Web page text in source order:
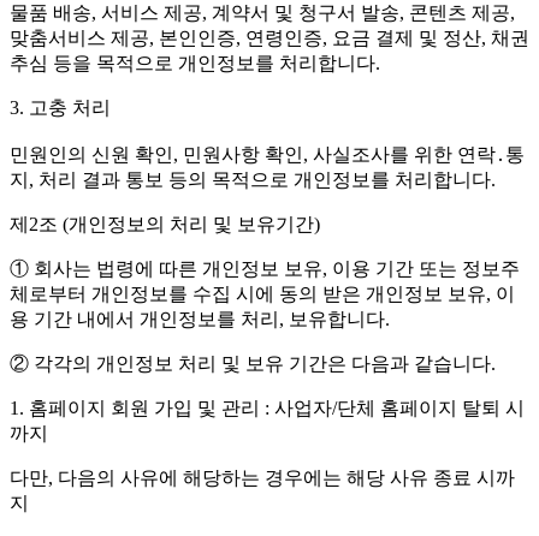
물품 배송, 서비스 제공, 계약서 및 청구서 발송, 콘텐츠 제공,
맞춤서비스 제공, 본인인증, 연령인증, 요금 결제 및 정산, 채권
추심 등을 목적으로 개인정보를 처리합니다.
3. 고충 처리
민원인의 신원 확인, 민원사항 확인, 사실조사를 위한 연락․통
지, 처리 결과 통보 등의 목적으로 개인정보를 처리합니다.
제2조 (개인정보의 처리 및 보유기간)
① 회사는 법령에 따른 개인정보 보유, 이용 기간 또는 정보주
체로부터 개인정보를 수집 시에 동의 받은 개인정보 보유, 이
용 기간 내에서 개인정보를 처리, 보유합니다.
② 각각의 개인정보 처리 및 보유 기간은 다음과 같습니다.
1. 홈페이지 회원 가입 및 관리 : 사업자/단체 홈페이지 탈퇴 시
까지
다만, 다음의 사유에 해당하는 경우에는 해당 사유 종료 시까
지